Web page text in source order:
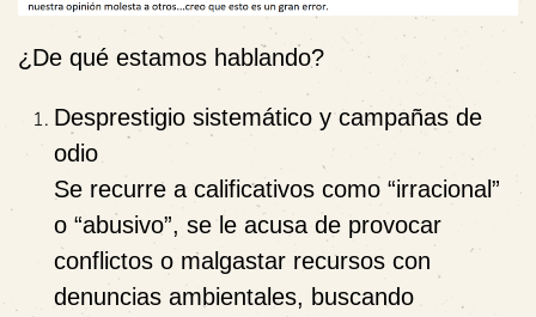
¿De qué estamos hablando?
Desprestigio sistemático y campañas de
odio
Se recurre a calificativos como “irracional”
o “abusivo”, se le acusa de provocar
conflictos o malgastar recursos con
denuncias ambientales, buscando